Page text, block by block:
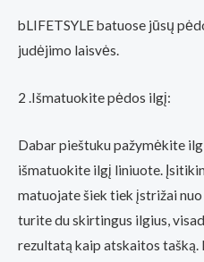
bLIFETSYLE batuose jūsų
judėjimo laisvės.
2 .Išmatuokite pėdos ilgį:
Dabar pieštuku pažymėkite
išmatuokite ilgį liniuote.
matuojate šiek tiek įstrižai
turite du skirtingus ilgius,
rezultatą kaip atskaitos